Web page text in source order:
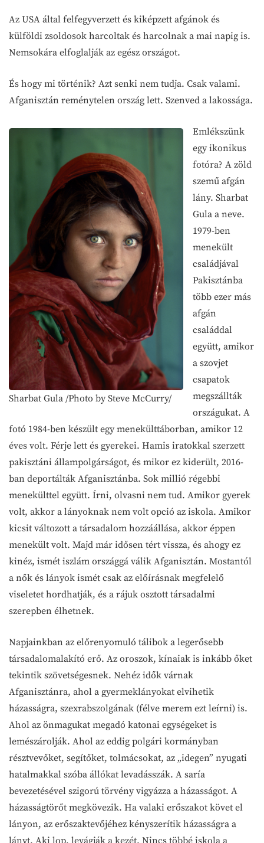
Az USA által felfegyverzett és kiképzett afgánok és
külföldi zsoldosok harcoltak és harcolnak a mai napig is.
Nemsokára elfoglalják az egész országot.
És hogy mi történik? Azt senki nem tudja. Csak valami.
Afganisztán reménytelen ország lett. Szenved a lakossága.
Sharbat Gula /Photo by Steve McCurry/
Emlékszünk
egy ikonikus
fotóra? A zöld
szemű afgán
lány. Sharbat
Gula a neve.
1979-ben
menekült
családjával
Pakisztánba
több ezer más
afgán
családdal
együtt, amikor
a szovjet
csapatok
megszállták
országukat. A
fotó 1984-ben készült egy menekülttáborban, amikor 12
éves volt. Férje lett és gyerekei. Hamis iratokkal szerzett
pakisztáni állampolgárságot, és mikor ez kiderült, 2016-
ban deportálták Afganisztánba. Sok millió régebbi
menekülttel együtt. Írni, olvasni nem tud. Amikor gyerek
volt, akkor a lányoknak nem volt opció az iskola. Amikor
kicsit változott a társadalom hozzáállása, akkor éppen
menekült volt. Majd már idősen tért vissza, és ahogy ez
kinéz, ismét iszlám országgá válik Afganisztán. Mostantól
a nők és lányok ismét csak az előírásnak megfelelő
viseletet hordhatják, és a rájuk osztott társadalmi
szerepben élhetnek.
Napjainkban az előrenyomuló tálibok a legerősebb
társadalomalakító erő. Az oroszok, kínaiak is inkább őket
tekintik szövetségesnek. Nehéz idők várnak
Afganisztánra, ahol a gyermeklányokat elvihetik
házasságra, szexrabszolgának (félve merem ezt leírni) is.
Ahol az önmagukat megadó katonai egységeket is
lemészárolják. Ahol az eddig polgári kormányban
résztvevőket, segítőket, tolmácsokat, az „idegen” nyugati
hatalmakkal szóba állókat levadásszák. A saría
bevezetésével szigorú törvény vigyázza a házasságot. A
házasságtörőt megkövezik. Ha valaki erőszakot követ el
lányon, az erőszaktevőjéhez kényszerítik házasságra a
lányt. Aki lop, levágják a kezét. Nincs többé iskola a